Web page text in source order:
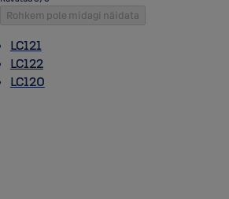
Rohkem pole midagi näidata
LC121
LC122
LC120